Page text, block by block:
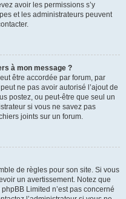
avoir les permissions s’y
et les administrateurs peuvent
à mon message ?
être accordée par forum, par
ne pas avoir autorisé l’ajout de
postez, ou peut-être que seul un
si vous ne savez pas
joints sur un forum.
de règles pour son site. Si vous
un avertissement. Notez que
Limited n’est pas concerné